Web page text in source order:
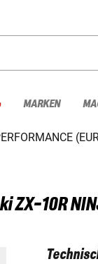
MARKEN
ZX-10R